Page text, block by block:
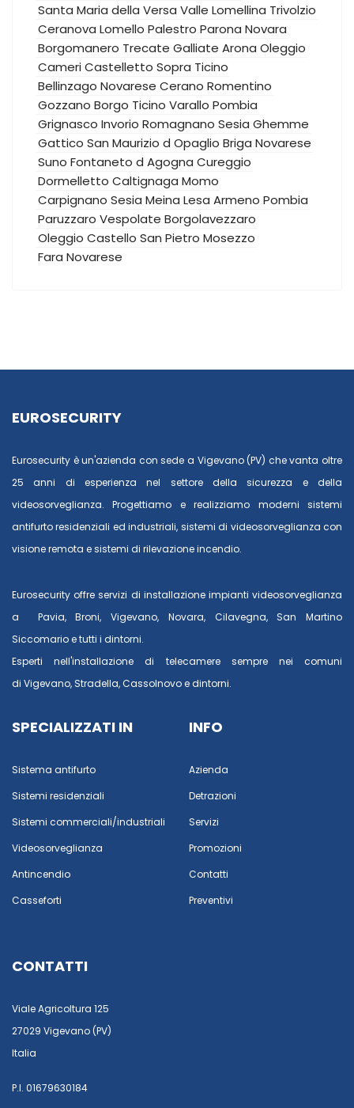
Santa Maria della Versa Valle Lomellina Trivolzio
Ceranova Lomello Palestro Parona Novara
Borgomanero Trecate Galliate Arona Oleggio
CameriCastelletto Sopra Ticino
Bellinzago Novarese Cerano Romentino
Gozzano Borgo Ticino Varallo Pombia
Grignasco Invorio Romagnano Sesia Ghemme
Gattico San Maurizio d Opaglio Briga Novarese
Suno Fontaneto d Agogna Cureggio
Dormelletto Caltignaga Momo
Carpignano Sesia Meina Lesa Armeno Pombia
Paruzzaro Vespolate Borgolavezzaro
Oleggio Castello San Pietro Mosezzo
Fara Novarese
EUROSECURITY
Eurosecurity è un'azienda con sede a Vigevano (PV) che vanta oltre
25 anni di esperienza nel settore della sicurezza e della
videosorveglianza. Progettiamo e realizziamo moderni sistemi
antifurto residenziali ed industriali, sistemi di videosorveglianza con
visione remota e sistemi di rilevazione incendio.
Eurosecurity offre servizi di installazione impianti videosorveglianza
a
Pavia,Broni, Vigevano, Novara, Cilavegna, San Martino
Siccomarioe tutti i dintorni.
Esperti nell'installazione di telecamere sempre nei comuni
di Vigevano, Stradella,Cassolnovoe dintorni.
SPECIALIZZATI IN
Sistema antifurto
Sistemi residenziali
Sistemi commerciali/industriali
Videosorveglianza
Antincendio
Casseforti
INFO
Azienda
Detrazioni
Servizi
Promozioni
Contatti
Preventivi
CONTATTI
Viale Agricoltura 125
27029 Vigevano (PV)
Italia
P.I. 01679630184